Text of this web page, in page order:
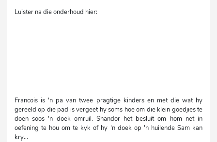
Luister na die onderhoud hier:
Francois is 'n pa van twee pragtige kinders en met die wat hy
gereeld op die pad is vergeet hy soms hoe om die klein goedjies te
doen soos 'n doek omruil. Shandor het besluit om hom net in
oefening te hou om te kyk of hy 'n doek op 'n huilende Sam kan
kry...